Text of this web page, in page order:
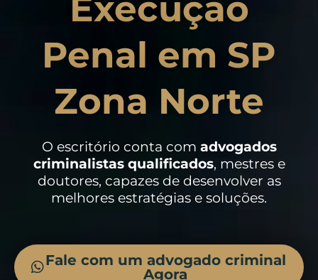
Execução
Penal em SP
Zona Norte
O escritório conta com advogados
criminalistasqualificados, mestres e
doutores, capazes de desenvolver as
melhores estratégias e soluções.
Fale com um advogado criminal
Agora